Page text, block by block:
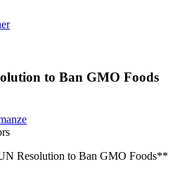
to Ban GMO Foods
Resolution to Ban GMO Foods**